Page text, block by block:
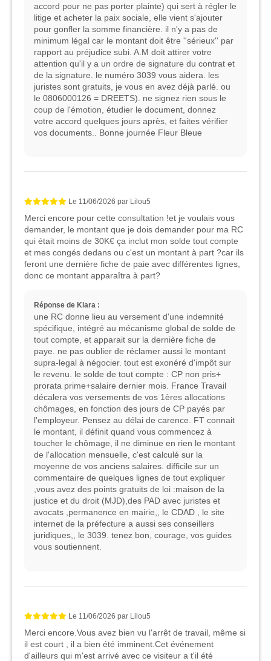
accord pour ne pas porter plainte) qui sert à régler le
litige et acheter la paix sociale, elle vient s'ajouter
pour gonfler la somme financière. il n'y a pas de
minimum légal car le montant doit être ''sérieux'' par
rapport au préjudice subi. A.M doit attirer votre
attention qu'il y a un ordre de signature du contrat et
de la signature. le numéro 3039 vous aidera. les
juristes sont gratuits, je vous en avez déjà parlé. ou
le 0806000126 = DREETS). ne signez rien sous le
coup de l'émotion, étudier le document, donnez
votre accord quelques jours après, et faites vérifier
vos documents.. Bonne journée Fleur Bleue
Le 11/06/2026 par Lilou5
Merci encore pour cette consultation !et je voulais vous
demander, le montant que je dois demander pour ma RC
qui était moins de 30K€ ça inclut mon solde tout compte
et mes congés dedans ou c'est un montant à part ?car ils
feront une dernière fiche de paie avec différentes lignes,
donc ce montant apparaîtra à part?
Réponse de Klara :
une RC donne lieu au versement d'une indemnité
spécifique, intégré au mécanisme global de solde de
tout compte, et apparait sur la dernière fiche de
paye. ne pas oublier de réclamer aussi le montant
supra-legal à négocier. tout est exonéré d'impôt sur
le revenu. le solde de tout compte : CP non pris+
prorata prime+salaire dernier mois. France Travail
décalera vos versements de vos 1ères allocations
chômages, en fonction des jours de CP payés par
l'employeur. Pensez au délai de carence. FT connait
le montant, il définit quand vous commencez à
toucher le chômage, il ne diminue en rien le montant
de l'allocation mensuelle, c'est calculé sur la
moyenne de vos anciens salaires. difficile sur un
commentaire de quelques lignes de tout expliquer
,vous avez des points gratuits de loi :maison de la
justice et du droit (MJD),des PAD avec juristes et
avocats ,permanence en mairie,, le CDAD , le site
internet de la préfecture a aussi ses conseillers
juridiques,, le 3039. tenez bon, courage, vos guides
vous soutiennent.
Le 11/06/2026 par Lilou5
Merci encore.Vous avez bien vu l'arrêt de travail, même si
il est court , il a bien été imminent.Cet événement
d'ailleurs qui m'est arrivé avec ce visiteur a t'il été